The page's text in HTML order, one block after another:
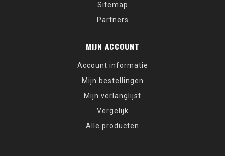
Sitemap
Partners
MIJN ACCOUNT
Account informatie
Mijn bestellingen
Mijn verlanglijst
Vergelijk
Alle producten